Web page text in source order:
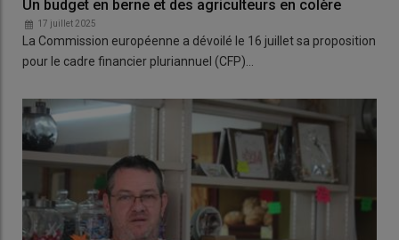
Un budget en berne et des agriculteurs en colère
17 juillet 2025
La Commission européenne a dévoilé le 16 juillet sa proposition
pour le cadre financier pluriannuel (CFP)…